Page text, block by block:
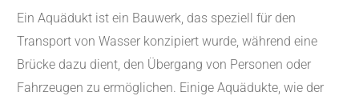
Ein Aquädukt ist ein Bauwerk, das speziell für den
Transport von Wasser konzipiert wurde, während eine
Brücke dazu dient, den Übergang von Personen oder
Fahrzeugen zu ermöglichen. Einige Aquädukte, wie der